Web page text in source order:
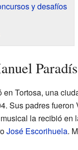
y desafíos
Paradís
Tortosa, una
Sus padres
la recibió en
José Escorihuela.